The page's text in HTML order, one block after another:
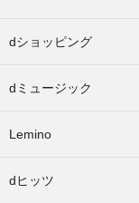
dショッピング
dミュージック
Lemino
dヒッツ